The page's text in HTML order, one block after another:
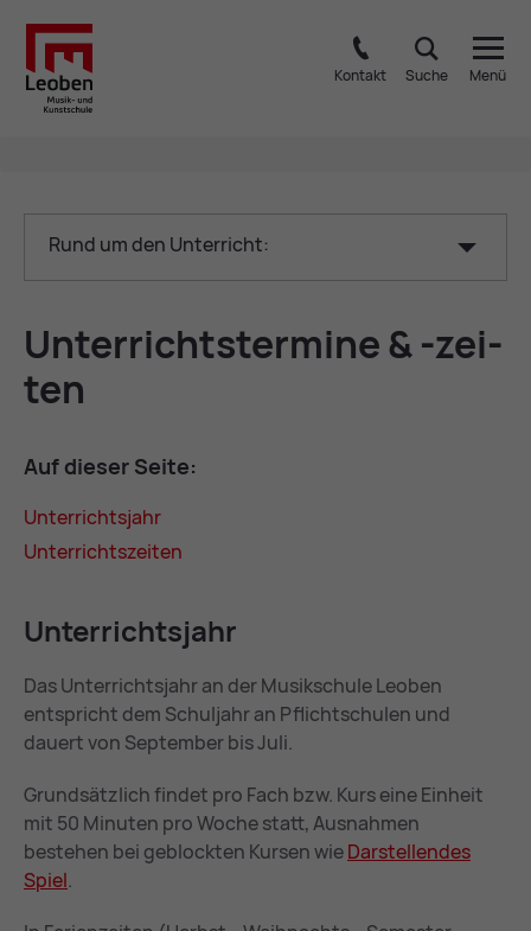
Kontakt Suche Menü
Rund um den Unterricht:
Un­ter­richts­ter­mi­ne & -zei­
ten
Auf die­ser Sei­te:
Un­ter­richts­jahr
Un­ter­richts­zei­ten
Un­ter­richts­jahr
Das Unterrichtsjahr an der Musikschule Leoben
entspricht dem Schuljahr an Pflichtschulen und
dauert von September bis Juli.
Grundsätzlich findet pro Fach bzw. Kurs eine Einheit
mit 50 Minuten pro Woche statt, Ausnahmen
bestehen bei geblockten Kursen wieDar­stel­len­des
Spiel.